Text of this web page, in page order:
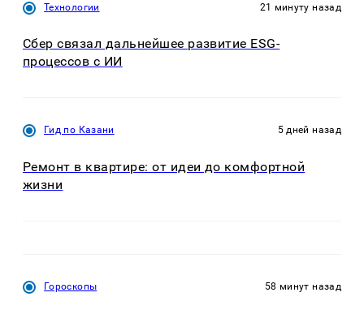
Технологии 21 минуту назад
Сбер связал дальнейшее развитие ESG-
процессов с ИИ
Гид по Казани 5 дней назад
Ремонт в квартире: от идеи до комфортной
жизни
Гороскопы 58 минут назад